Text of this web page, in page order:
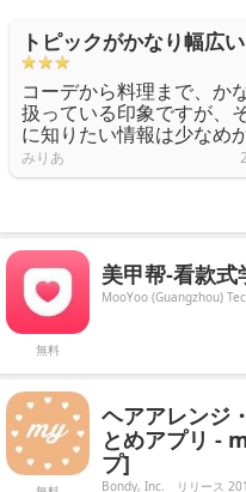
トピックがかなり幅広い
コーデから料理まで、か
扱っている印象ですが、
に知りたい情報は少なめか
みりあ
無料
美甲帮-看款式
MooYoo (Guangzhou)
ヘアアレンジ
とめアプリ -
プ]
Bondy, Inc. リリース